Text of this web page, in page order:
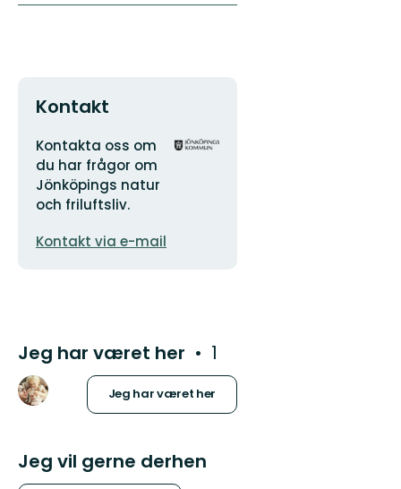
Kontakt
Adresse
Kontakta oss om
du har frågor om
Jönköpings natur
och friluftsliv.
mailadresse
Kontakt via e-mail
Organisationens
Jeg har været her 1
Jeg har været her
Jeg vil gerne derhen